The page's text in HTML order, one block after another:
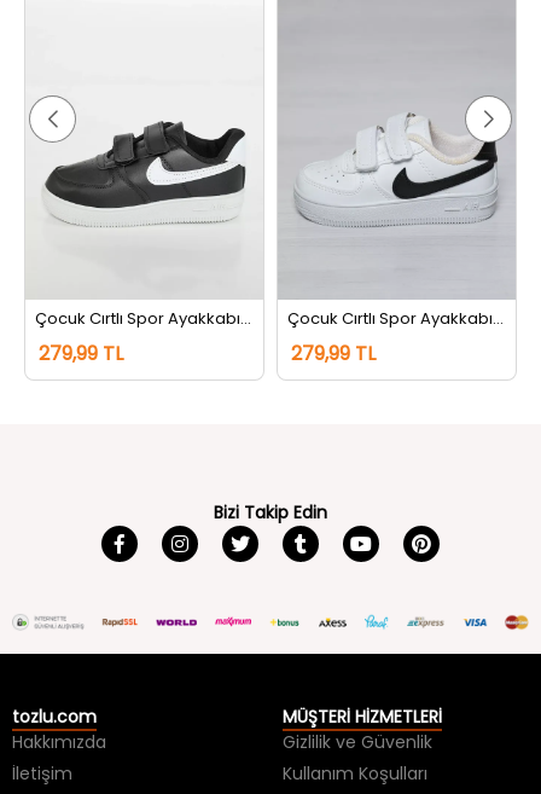
Çocuk Cırtlı Spor Ayakkabı Siyahbeyaz
279,99 TL
Çocuk Cırtlı Spor Ayakkabı Beyazsiyah
279,99 TL
Bizi Takip Edin
tozlu.com
Hakkımızda
İletişim
MÜŞTERİ HİZMETLERİ
Gizlilik ve Güvenlik
Kullanım Koşulları